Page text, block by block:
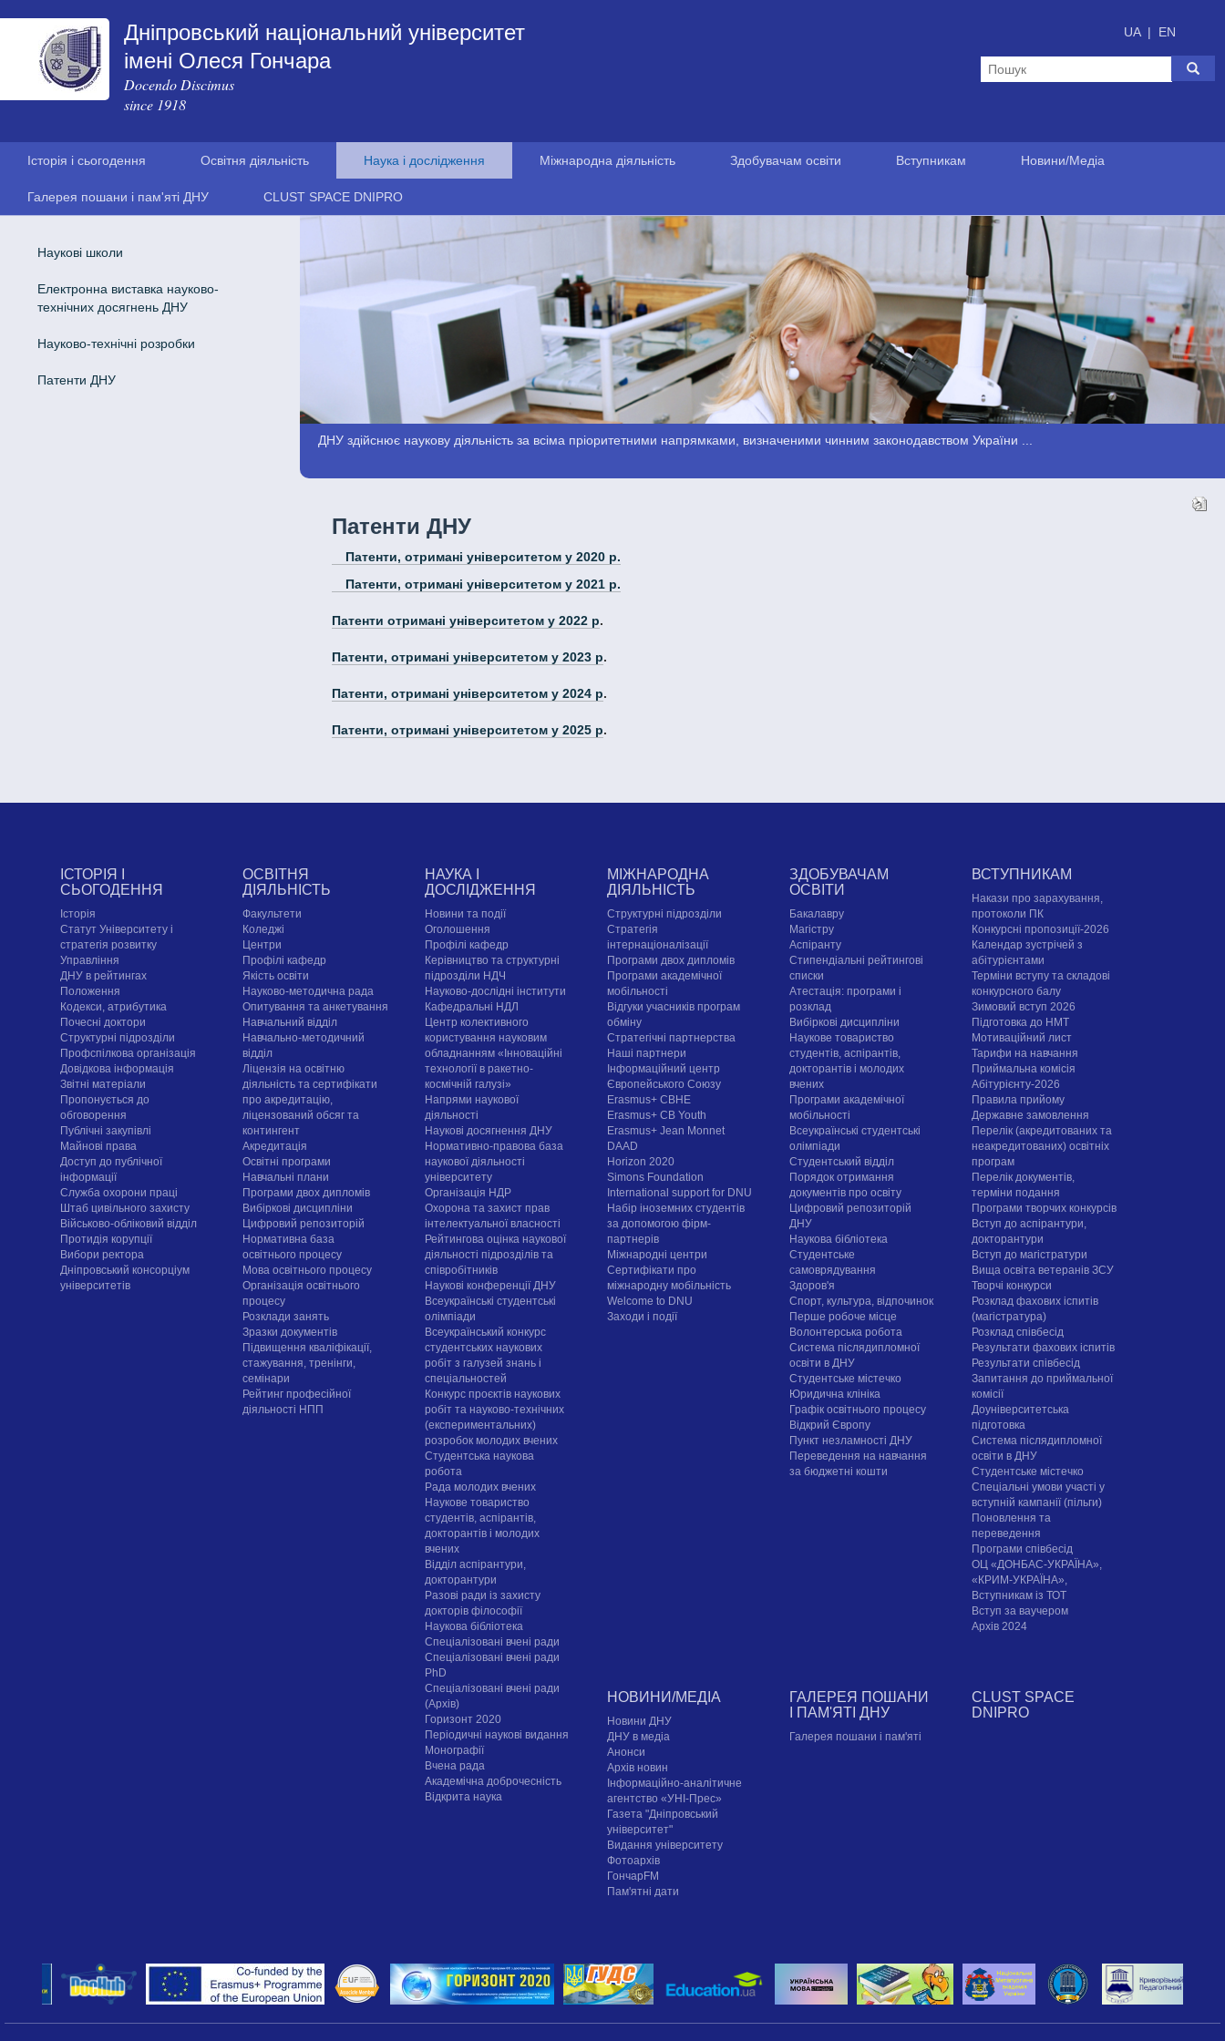
Дніпровський національний університет
імені Олеся Гончара
Docendo Discimus
since 1918
UA | EN
Історія і сьогодення Освітня діяльність Наука і дослідження Міжнародна діяльність Здобувачам освіти Вступникам Новини/Медіа
Галерея пошани і пам'яті ДНУ CLUST SPACE DNIPRO
Наукові школи
Електронна виставка науково-
технічних досягнень ДНУ
Науково-технічні розробки
Патенти ДНУ
ДНУ здійснює наукову діяльність за всіма пріоритетними напрямками, визначеними чинним законодавством України ...
Патенти ДНУ
Патенти, отримані університетом у 2020 р.
Патенти, отримані університетом у 2021 р.
Патенти отримані університетом у 2022 р.
Патенти, отримані університетом у 2023 р.
Патенти, отримані університетом у 2024 р.
Патенти, отримані університетом у 2025 р.
ІСТОРІЯ І
СЬОГОДЕННЯ
Історія
Статут Університету і
стратегія розвитку
Управління
ДНУ в рейтингах
Положення
Кодекси, атрибутика
Почесні доктори
Структурні підрозділи
Профспілкова організація
Довідкова інформація
Звітні матеріали
Пропонується до
обговорення
Публічні закупівлі
Майнові права
Доступ до публічної
інформації
Служба охорони праці
Штаб цивільного захисту
Військово-обліковий відділ
Протидія корупції
Вибори ректора
Дніпровський консорціум
університетів
ОСВІТНЯ
ДІЯЛЬНІСТЬ
Факультети
Коледжі
Центри
Профілі кафедр
Якість освіти
Науково-методична рада
Опитування та анкетування
Навчальний відділ
Навчально-методичний
відділ
Ліцензія на освітню
діяльність та сертифікати
про акредитацію,
ліцензований обсяг та
контингент
Акредитація
Освітні програми
Навчальні плани
Програми двох дипломів
Вибіркові дисципліни
Цифровий репозиторій
Нормативна база
освітнього процесу
Мова освітнього процесу
Організація освітнього
процесу
Розклади занять
Зразки документів
Підвищення кваліфікації,
стажування, тренінги,
семінари
Рейтинг професійної
діяльності НПП
НАУКА І
ДОСЛІДЖЕННЯ
Новини та події
Оголошення
Профілі кафедр
Керівництво та структурні
підрозділи НДЧ
Науково-дослідні інститути
Кафедральні НДЛ
Центр колективного
користування науковим
обладнанням «Інноваційні
технології в ракетно-
космічній галузі»
Напрями наукової
діяльності
Наукові досягнення ДНУ
Нормативно-правова база
наукової діяльності
університету
Організація НДР
Охорона та захист прав
інтелектуальної власності
Рейтингова оцінка наукової
діяльності підрозділів та
співробітників
Наукові конференції ДНУ
Всеукраїнські студентські
олімпіади
Всеукраїнський конкурс
студентських наукових
робіт з галузей знань і
спеціальностей
Конкурс проєктів наукових
робіт та науково-технічних
(експериментальних)
розробок молодих вчених
Студентська наукова
робота
Рада молодих вчених
Наукове товариство
студентів, аспірантів,
докторантів і молодих
вчених
Відділ аспірантури,
докторантури
Разові ради із захисту
докторів філософії
Наукова бібліотека
Спеціалізовані вчені ради
Спеціалізовані вчені ради
PhD
Спеціалізовані вчені ради
(Архів)
Горизонт 2020
Періодичні наукові видання
Монографії
Вчена рада
Академічна доброчесність
Відкрита наука
МІЖНАРОДНА
ДІЯЛЬНІСТЬ
Структурні підрозділи
Стратегія
інтернаціоналізації
Програми двох дипломів
Програми академічної
мобільності
Відгуки учасників програм
обміну
Стратегічні партнерства
Наші партнери
Інформаційний центр
Європейського Союзу
Erasmus+ CBHE
Erasmus+ CB Youth
Erasmus+ Jean Monnet
DAAD
Horizon 2020
Simons Foundation
International support for DNU
Набір іноземних студентів
за допомогою фірм-
партнерів
Міжнародні центри
Сертифікати про
міжнародну мобільність
Welcome to DNU
Заходи і події
ЗДОБУВАЧАМ
ОСВІТИ
Бакалавру
Магістру
Аспіранту
Стипендіальні рейтингові
списки
Атестація: програми і
розклад
Вибіркові дисципліни
Наукове товариство
студентів, аспірантів,
докторантів і молодих
вчених
Програми академічної
мобільності
Всеукраїнські студентські
олімпіади
Студентський відділ
Порядок отримання
документів про освіту
Цифровий репозиторій
ДНУ
Наукова бібліотека
Студентське
самоврядування
Здоров'я
Спорт, культура, відпочинок
Перше робоче місце
Волонтерська робота
Система післядипломної
освіти в ДНУ
Cтудентське містечко
Юридична клініка
Графік освітнього процесу
Відкрий Європу
Пункт незламності ДНУ
Переведення на навчання
за бюджетні кошти
ВСТУПНИКАМ
Накази про зарахування,
протоколи ПК
Конкурсні пропозиції-2026
Календар зустрічей з
абітурієнтами
Терміни вступу та складові
конкурсного балу
Зимовий вступ 2026
Підготовка до НМТ
Мотиваційний лист
Тарифи на навчання
Приймальна комісія
Абітурієнту-2026
Правила прийому
Державне замовлення
Перелік (акредитованих та
неакредитованих) освітніх
програм
Перелік документів,
терміни подання
Програми творчих конкурсiв
Вступ до аспірантури,
докторантури
Вступ до магістратури
Вища освіта ветеранів ЗСУ
Творчі конкурси
Розклад фахових іспитів
(магістратура)
Розклад співбесід
Результати фахових іспитів
Результати співбесід
Запитання до приймальної
комісії
Доуніверситетська
підготовка
Система післядипломної
освіти в ДНУ
Cтудентське містечко
Спеціальні умови участі у
вступній кампанії (пільги)
Поновлення та
переведення
Програми співбесід
ОЦ «ДОНБАС-УКРАЇНА»,
«КРИМ-УКРАЇНА»,
Вступникам із ТОТ
Вступ за ваучером
Архів 2024
НОВИНИ/МЕДІА
Новини ДНУ
ДНУ в медіа
Анонси
Архів новин
Інформаційно-аналітичне
агентство «УНІ-Прес»
Газета "Дніпровський
університет"
Видання університету
Фотоархів
ГончарFM
Пам'ятні дати
ГАЛЕРЕЯ ПОШАНИ
І ПАМ'ЯТІ ДНУ
Галерея пошани і пам'яті
CLUST SPACE
DNIPRO